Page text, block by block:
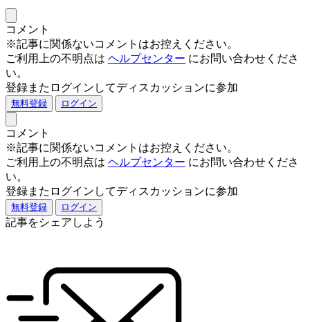
コメント
※記事に関係ないコメントはお控えください。
ご利用上の不明点は ヘルプセンター にお問い合わせくださ
い。
登録またログインしてディスカッションに参加
無料登録 ログイン
コメント
※記事に関係ないコメントはお控えください。
ご利用上の不明点は ヘルプセンター にお問い合わせくださ
い。
登録またログインしてディスカッションに参加
無料登録 ログイン
記事をシェアしよう